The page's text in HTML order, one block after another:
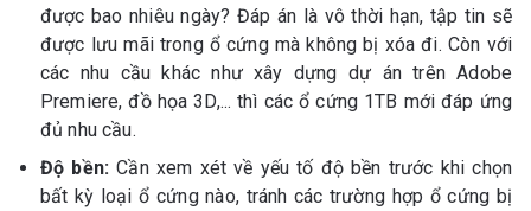
được bao nhiêu ngày? Đáp án là vô thời hạn, tập tin sẽ
được lưu mãi trong ổ cứng mà không bị xóa đi. Còn với
các nhu cầu khác như xây dựng dự án trên Adobe
Premiere, đồ họa 3D,... thì các ổ cứng 1TB mới đáp ứng
đủ nhu cầu.
Độ bền: Cần xem xét về yếu tố độ bền trước khi chọn
bất kỳ loại ổ cứng nào, tránh các trường hợp ổ cứng bị